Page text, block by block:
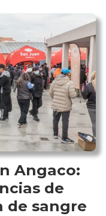
Angaco:
de
de sangre